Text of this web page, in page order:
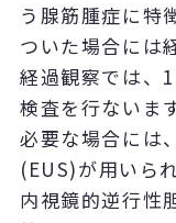
う腺筋腫症に特
ついた場合には
経過観察では、 1
検査を行ないま
必要な場合には、
(EUS)が用いら
内視鏡的逆行性